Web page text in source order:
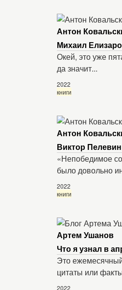
Антон
Михаил
Окей, это уже
да значит...
2022
книги
Антон
Виктор
«Непобедимое
было довольно
2022
книги
Артем Ушанов
Что я узнал в
Это
цитаты или
2022